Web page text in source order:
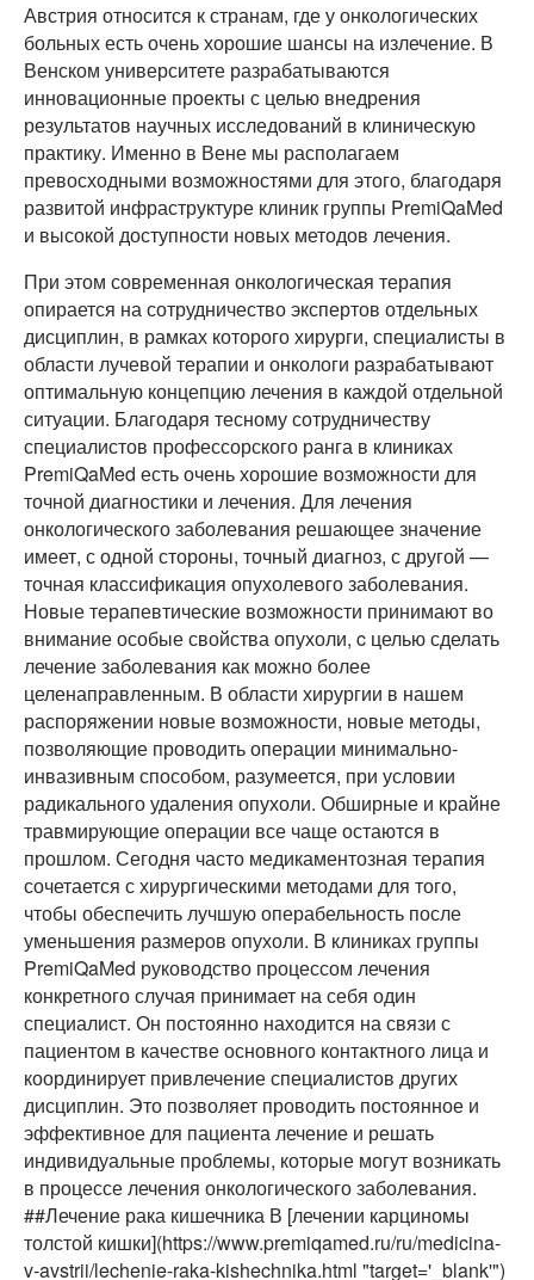
Австрия относится к странам, где у онкологических
больных есть очень хорошие шансы на излечение. В
Венском университете разрабатываются
инновационные проекты с целью внедрения
результатов научных исследований в клиническую
практику. Именно в Вене мы располагаем
превосходными возможностями для этого, благодаря
развитой инфраструктуре клиник группы PremiQaMed
и высокой доступности новых методов лечения.
При этом современная онкологическая терапия
опирается на сотрудничество экспертов отдельных
дисциплин, в рамках которого хирурги, специалисты в
области лучевой терапии и онкологи разрабатывают
оптимальную концепцию лечения в каждой отдельной
ситуации. Благодаря тесному сотрудничеству
специалистов профессорского ранга в клиниках
PremiQaMed есть очень хорошие возможности для
точной диагностики и лечения. Для лечения
онкологического заболевания решающее значение
имеет, с одной стороны, точный диагноз, с другой —
точная классификация опухолевого заболевания.
Новые терапевтические возможности принимают во
внимание особые свойства опухоли, c целью сделать
лечение заболевания как можно более
целенаправленным. В области хирургии в нашем
распоряжении новые возможности, новые методы,
позволяющие проводить операции минимально-
инвазивным способом, разумеется, при условии
радикального удаления опухоли. Обширные и крайне
травмирующие операции все чаще остаются в
прошлом. Сегодня часто медикаментозная терапия
сочетается с хирургическими методами для того,
чтобы обеспечить лучшую операбельность после
уменьшения размеров опухоли. В клиниках группы
PremiQaMed руководство процессом лечения
конкретного случая принимает на себя один
специалист. Он постоянно находится на связи с
пациентом в качестве основного контактного лица и
координирует привлечение специалистов других
дисциплин. Это позволяет проводить постоянное и
эффективное для пациента лечение и решать
индивидуальные проблемы, которые могут возникать
в процессе лечения онкологического заболевания.
##Лечение рака кишечника В [лечении карциномы
толстой кишки](https://www.premiqamed.ru/ru/medicina-
v-avstrii/lechenie-raka-kishechnika.html "target='_blank'")